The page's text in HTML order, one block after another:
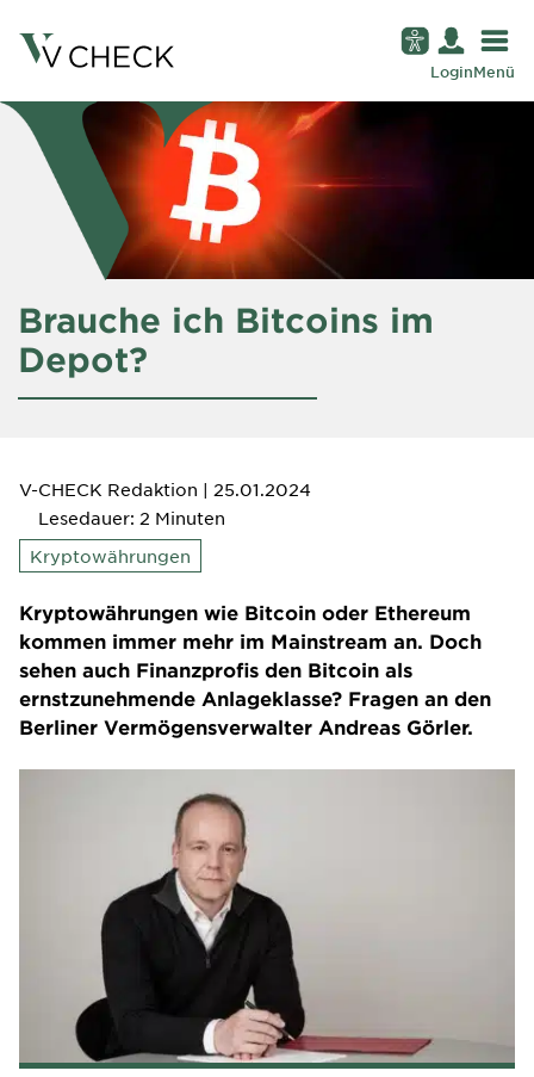
LoginMenü
Brauche ich Bitcoins im
Depot?
V-CHECK Redaktion | 25.01.2024
Lesedauer: 2 Minuten
Kryptowährungen
Kryptowährungen wie Bitcoin oder Ethereum
kommen immer mehr im Mainstream an. Doch
sehen auch Finanzprofis den Bitcoin als
ernstzunehmende Anlageklasse? Fragen an den
Berliner Vermögensverwalter Andreas Görler.